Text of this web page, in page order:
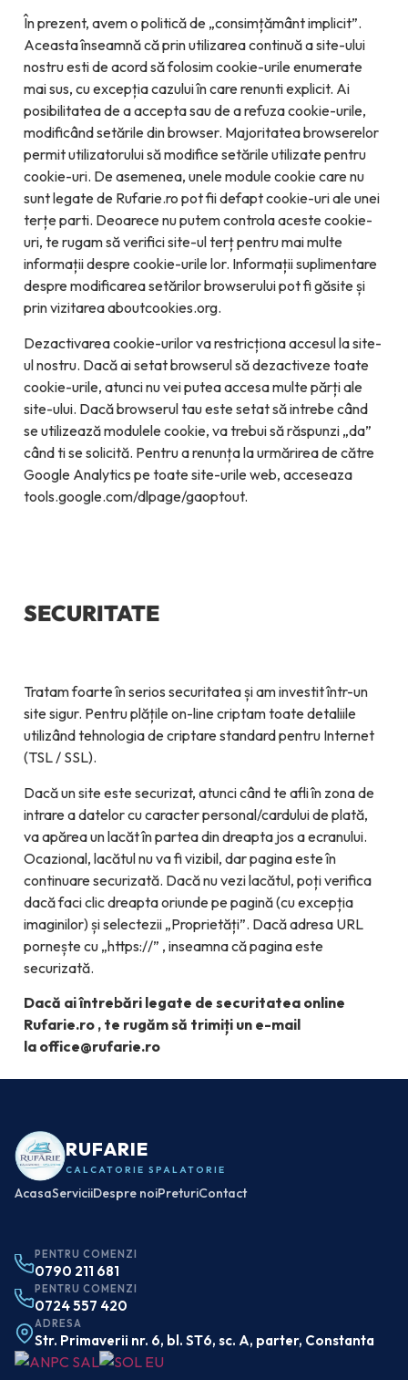
În prezent, avem o politică de „consimțământ implicit”.
Aceasta înseamnă că prin utilizarea continuă a site-ului
nostru esti de acord să folosim cookie-urile enumerate
mai sus, cu excepția cazului în care renunti explicit. Ai
posibilitatea de a accepta sau de a refuza cookie-urile,
modificând setările din browser. Majoritatea browserelor
permit utilizatorului să modifice setările utilizate pentru
cookie-uri. De asemenea, unele module cookie care nu
sunt legate de Rufarie.ro pot fii defapt cookie-uri ale unei
terțe parti. Deoarece nu putem controla aceste cookie-
uri, te rugam să verifici site-ul terț pentru mai multe
informații despre cookie-urile lor. Informații suplimentare
despre modificarea setărilor browserului pot fi găsite și
prin vizitarea aboutcookies.org.
Dezactivarea cookie-urilor va restricționa accesul la site-
ul nostru. Dacă ai setat browserul să dezactiveze toate
cookie-urile, atunci nu vei putea accesa multe părți ale
site-ului. Dacă browserul tau este setat să intrebe când
se utilizează modulele cookie, va trebui să răspunzi „da”
când ti se solicită. Pentru a renunța la urmărirea de către
Google Analytics pe toate site-urile web, acceseaza
tools.google.com/dlpage/gaoptout.
SECURITATE
Tratam foarte în serios securitatea și am investit într-un
site sigur. Pentru plățile on-line criptam toate detaliile
utilizând tehnologia de criptare standard pentru Internet
(TSL / SSL).
Dacă un site este securizat, atunci când te afli în zona de
intrare a datelor cu caracter personal/cardului de plată,
va apărea un lacăt în partea din dreapta jos a ecranului.
Ocazional, lacătul nu va fi vizibil, dar pagina este în
continuare securizată. Dacă nu vezi lacătul, poți verifica
dacă faci clic dreapta oriunde pe pagină (cu excepția
imaginilor) și selectezii „Proprietăți”. Dacă adresa URL
pornește cu „https://” , inseamna că pagina este
securizată.
Dacă ai întrebări legate de securitatea online
Rufarie.ro , te rugăm să trimiți un e-mail
la office@rufarie.ro
RUFARIE
CALCATORIE SPALATORIE
AcasaServiciiDespre noiPreturiContact
PENTRU COMENZI
0790 211 681
PENTRU COMENZI
0724 557 420
ADRESA
Str. Primaverii nr. 6, bl. ST6, sc. A, parter, Constanta